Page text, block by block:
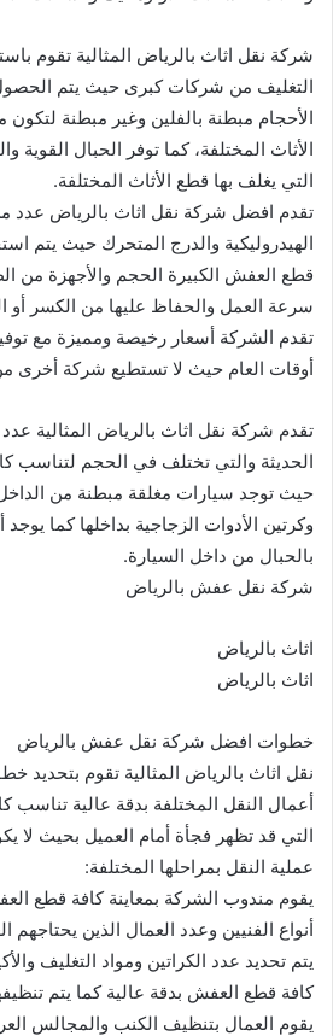
شركة نقل اثاث بالرياض المثالية تقوم
التغليف من شركات كبرى حيث يتم
الأحجام مبطنة بالفلين وغير مبطنة
الأثاث المختلفة، كما توفر الحبال القوية
التي يغلف بها قطع الأثاث المختلفة.
تقدم افضل شركة نقل اثاث بالرياض عدد
الهيدروليكية والدرج المتحرك حيث يتم
قطع العفش الكبيرة الحجم والأجهزة من
سرعة العمل والحفاظ عليها من الكسر أو
تقدم الشركة أسعار رخيصة ومميزة مع
أوقات العام حيث لا تستطيع شركة أخرى
تقدم شركة نقل اثاث بالرياض المثالية
الحديثة والتي تختلف في الحجم لتناسب
حيث توجد سيارات مغلقة مبطنة من الداخل
وكرتين الأدوات الزجاجية بداخلها كما يوجد
بالحبال من داخل السيارة.
شركة نقل عفش بالرياض
اثاث بالرياض
اثاث بالرياض
خطوات افضل شركة نقل عفش بالرياض
نقل اثاث بالرياض المثالية تقوم بتحديد
أعمال النقل المختلفة بدقة عالية تناسب
التي قد تظهر فجأة أمام العميل بحيث لا
عملية النقل بمراحلها المختلفة:
يقوم مندوب الشركة بمعاينة كافة قطع
أنواع الفنيين وعدد العمال الذين يحتاجهم
يتم تحديد عدد الكراتين ومواد التغليف
كافة قطع العفش بدقة عالية كما يتم
يقوم العمال بتنظيف الكنب والمجالس